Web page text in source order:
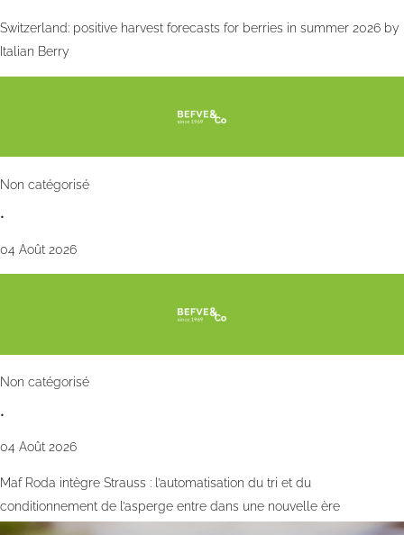
Switzerland: positive harvest forecasts for berries in summer 2026 by
Italian Berry
Non catégorisé
•
04 Août 2026
Non catégorisé
•
04 Août 2026
Maf Roda intègre Strauss : l’automatisation du tri et du
conditionnement de l’asperge entre dans une nouvelle ère